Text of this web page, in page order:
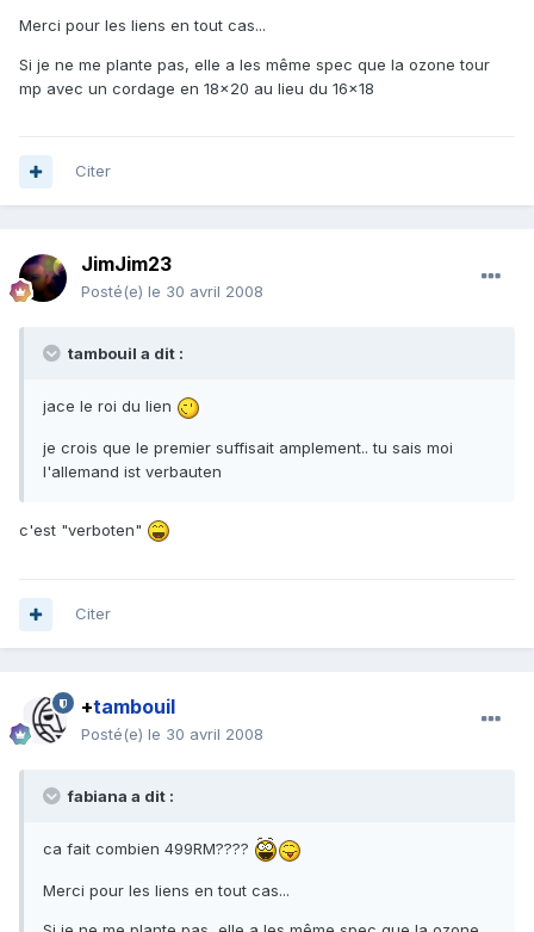
Merci pour les liens en tout cas...
Si je ne me plante pas, elle a les même spec que la ozone tour
mp avec un cordage en 18x20 au lieu du 16x18
Citer
JimJim23
Posté(e) le 30 avril 2008
tambouil a dit :
jace le roi du lien
je crois que le premier suffisait amplement.. tu sais moi
l'allemand ist verbauten
c'est "verboten"
Citer
+tambouil
Posté(e) le 30 avril 2008
fabiana a dit :
ca fait combien 499RM????
Merci pour les liens en tout cas...